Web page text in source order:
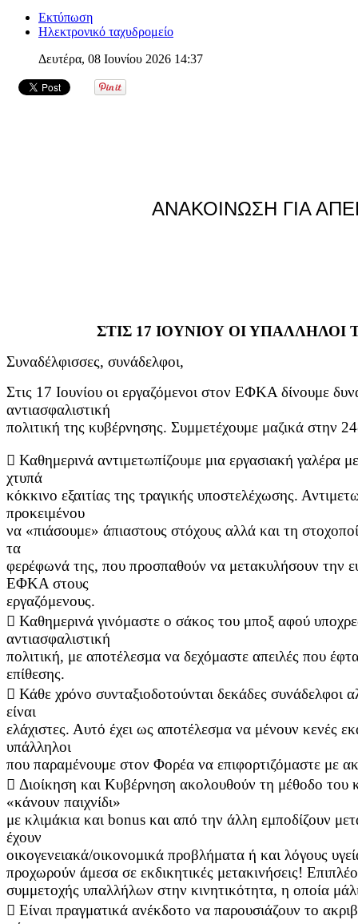
Εκτύπωση
Ηλεκτρονικό ταχυδρομείο
Δευτέρα, 08 Ιουνίου 2026 14:37
ΑΝΑΚΟΙΝΩΣΗ ΓΙΑ
ΣΤΙΣ 17 ΙΟΥΝΙΟΥ ΟΙ
Συναδέλφισσες, συνάδελφοι,
Στις 17 Ιουνίου οι εργαζόμενοι στον ΕΦΚΑ δίνουμε
αντιασφαλιστική
πολιτική της κυβέρνησης. Συμμετέχουμε μαζικά στην
 Καθημερινά αντιμετωπίζουμε μια εργασιακή γαλέρα
χτυπά
κόκκινο εξαιτίας της τραγικής υποστελέχωσης.
προκειμένου
να «πιάσουμε» άπιαστους στόχους αλλά και τη
τα
φερέφωνά της, που προσπαθούν να μετακυλήσουν την
ΕΦΚΑ στους
εργαζόμενους.
 Καθημερινά γινόμαστε ο σάκος του μποξ αφού
αντιασφαλιστική
πολιτική, με αποτέλεσμα να δεχόμαστε απειλές που
επίθεσης.
 Κάθε χρόνο συνταξιοδοτούνται δεκάδες συνάδελφοι
είναι
ελάχιστες. Αυτό έχει ως αποτέλεσμα να μένουν κενές
υπάλληλοι
που παραμένουμε στον Φορέα να επιφορτιζόμαστε με
 Διοίκηση και Κυβέρνηση ακολουθούν τη μέθοδο του
«κάνουν παιχνίδι»
με κλιμάκια και bonus και από την άλλη εμποδίζουν
έχουν
οικογενειακά/οικονομικά προβλήματα ή και λόγους
προχωρούν άμεσα σε εκδικητικές μετακινήσεις!
συμμετοχής υπαλλήλων στην κινητικότητα, η οποία
 Είναι πραγματικά ανέκδοτο να παρουσιάζουν το